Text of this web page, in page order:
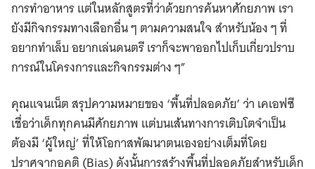
การทำอาหาร แต่ในหลักสูตรที่ว่าด้วยการค้นหาศักยภาพ เรา
ยังมีกิจกรรมทางเลือกอื่น ๆ ตามความสนใจ สำหรับน้อง ๆ ที่
อยากทำเล็บ อยากเล่นดนตรี เราก็จะพาออกไปเก็บเกี่ยวปราบ
การณ์ในโครงการและกิจกรรมต่าง ๆ”
คุณแจนเน็ต สรุปความหมายของ ‘พื้นที่ปลอดภัย’ ว่า เคเอฟซี
เชื่อว่าเด็กทุกคนมีศักยภาพ แต่บนเส้นทางการเติบโตจำเป็น
ต้องมี ‘ผู้ใหญ่’ ที่ให้โอกาสพัฒนาตนเองอย่างเต็มที่โดย
ปราศจากอคติ (Bias) ดังนั้นการสร้างพื้นที่ปลอดภัยสำหรับเด็ก